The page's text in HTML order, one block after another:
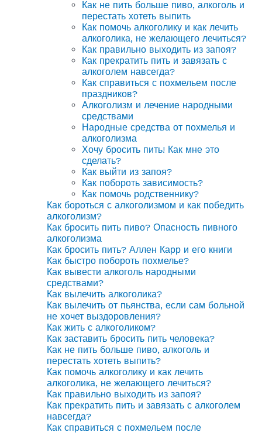
Как не пить больше пиво, алкоголь и
перестать хотеть выпить
Как помочь алкоголику и как лечить
алкоголика, не желающего лечиться?
Как правильно выходить из запоя?
Как прекратить пить и завязать с
алкоголем навсегда?
Как справиться с похмельем после
праздников?
Алкоголизм и лечение народными
средствами
Народные средства от похмелья и
алкоголизма
Хочу бросить пить! Как мне это
сделать?
Как выйти из запоя?
Как побороть зависимость?
Как помочь родственнику?
Как бороться с алкоголизмом и как победить
алкоголизм?
Как бросить пить пиво? Опасность пивного
алкоголизма
Как бросить пить? Аллен Карр и его книги
Как быстро побороть похмелье?
Как вывести алкоголь народными
средствами?
Как вылечить алкоголика?
Как вылечить от пьянства, если сам больной
не хочет выздоровления?
Как жить с алкоголиком?
Как заставить бросить пить человека?
Как не пить больше пиво, алкоголь и
перестать хотеть выпить?
Как помочь алкоголику и как лечить
алкоголика, не желающего лечиться?
Как правильно выходить из запоя?
Как прекратить пить и завязать с алкоголем
навсегда?
Как справиться с похмельем после